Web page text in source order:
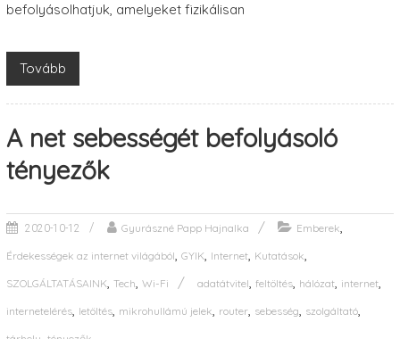
befolyásolhatjuk, amelyeket fizikálisan
Tovább
A net sebességét befolyásoló
tényezők
2020-10-12 Gyurászné Papp Hajnalka Emberek,
Érdekességek az internet világából, GYIK, Internet, Kutatások,
SZOLGÁLTATÁSAINK, Tech, Wi-Fi adatátvitel, feltöltés, hálózat, internet,
internetelérés, letöltés, mikrohullámú jelek, router, sebesség, szolgáltató,